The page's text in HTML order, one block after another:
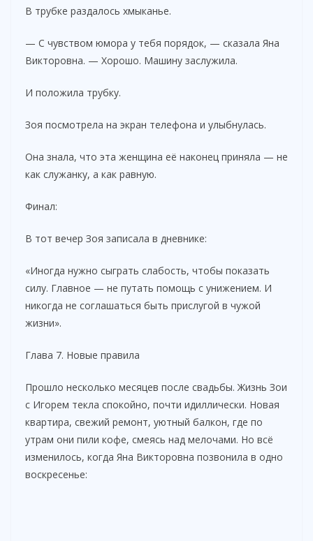
В трубке раздалось хмыканье.
— С чувством юмора у тебя порядок, — сказала Яна
Викторовна. — Хорошо. Машину заслужила.
И положила трубку.
Зоя посмотрела на экран телефона и улыбнулась.
Она знала, что эта женщина её наконец приняла — не
как служанку, а как равную.
Финал:
В тот вечер Зоя записала в дневнике:
«Иногда нужно сыграть слабость, чтобы показать
силу. Главное — не путать помощь с унижением. И
никогда не соглашаться быть прислугой в чужой
жизни».
Глава 7. Новые правила
Прошло несколько месяцев после свадьбы. Жизнь Зои
с Игорем текла спокойно, почти идиллически. Новая
квартира, свежий ремонт, уютный балкон, где по
утрам они пили кофе, смеясь над мелочами. Но всё
изменилось, когда Яна Викторовна позвонила в одно
воскресенье: